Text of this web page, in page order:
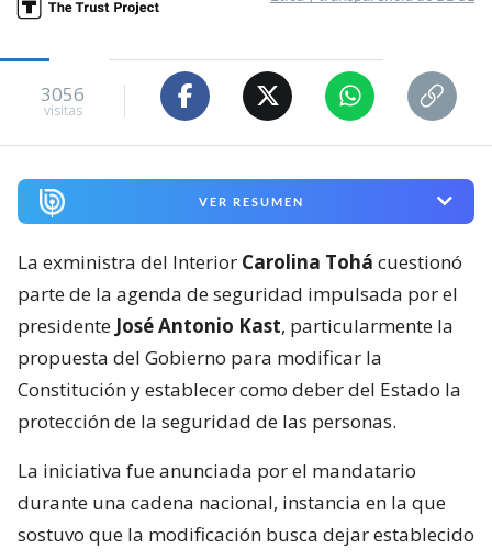
3056
visitas
VER RESUMEN
La exministra del Interior Carolina Tohá cuestionó
parte de la agenda de seguridad impulsada por el
presidente José Antonio Kast, particularmente la
propuesta del Gobierno para modificar la
Constitución y establecer como deber del Estado la
protección de la seguridad de las personas.
La iniciativa fue anunciada por el mandatario
durante una cadena nacional, instancia en la que
sostuvo que la modificación busca dejar establecido